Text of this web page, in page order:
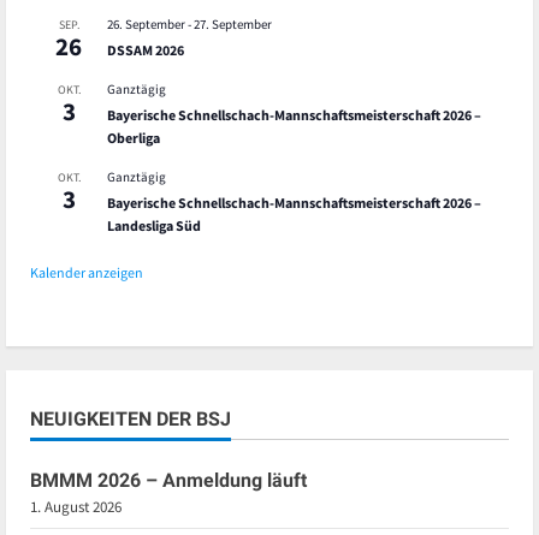
SEP.
26
26. September-27. September
DSSAM 2026
OKT.
3
Ganztägig
Bayerische Schnellschach-Mannschaftsmeisterschaft 2026 –
Oberliga
OKT.
3
Ganztägig
Bayerische Schnellschach-Mannschaftsmeisterschaft 2026 –
Landesliga Süd
Kalender anzeigen
NEUIGKEITEN DER BSJ
BMMM 2026 – Anmeldung läuft
1. August 2026